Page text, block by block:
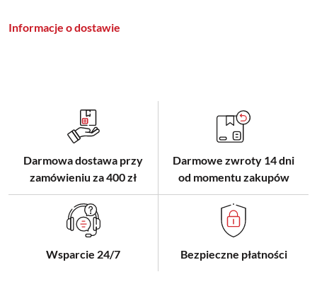
Informacje o dostawie
Darmowa dostawa przy
zamówieniu za 400 zł
Darmowe zwroty 14 dni
od momentu zakupów
Wsparcie 24/7 Bezpieczne płatności